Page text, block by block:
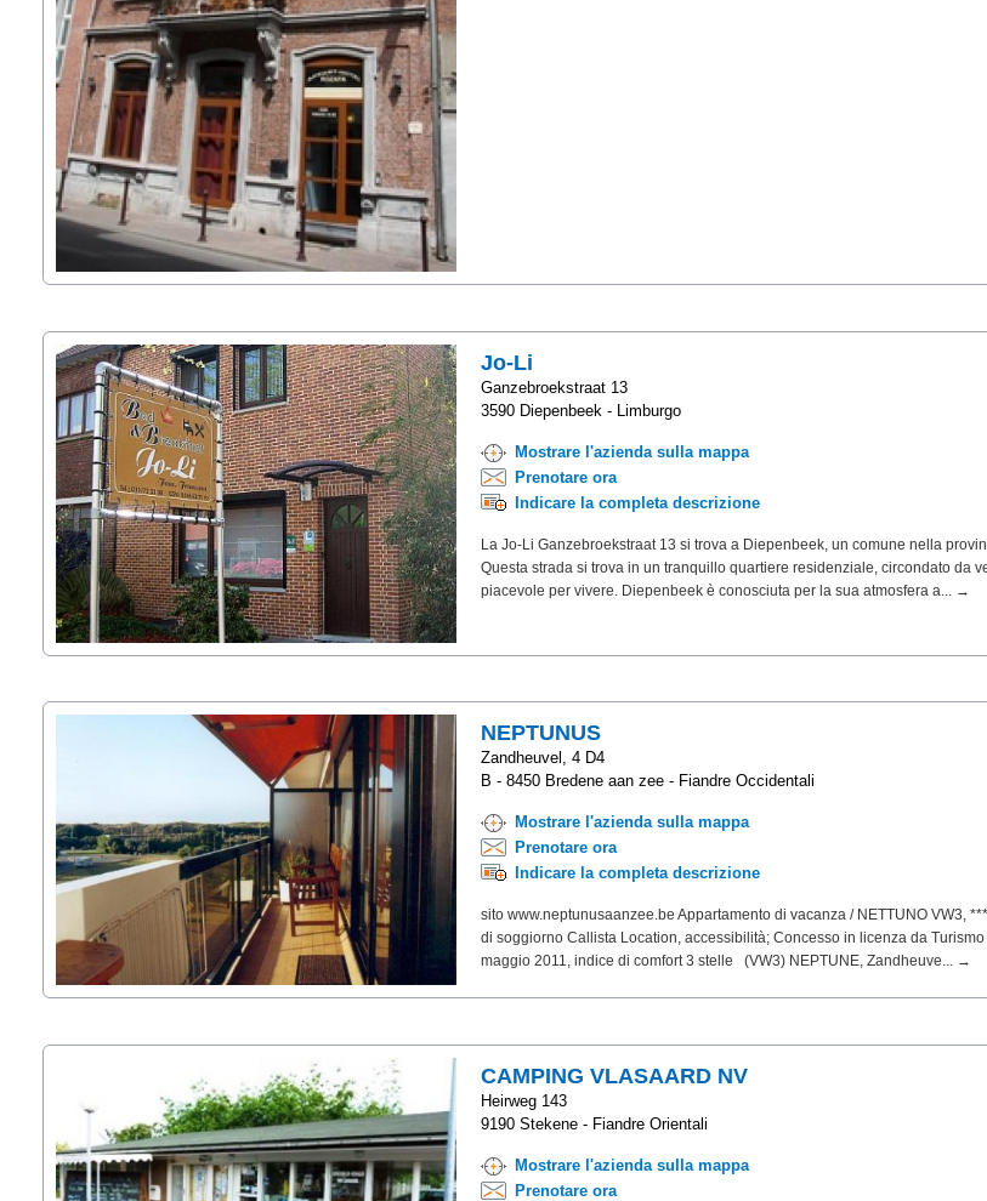
Jo-Li
Ganzebroekstraat 13
3590 Diepenbeek - Limburgo
Mostrare l'azienda sulla mappa
Prenotare ora
Indicare la completa descrizione
La Jo-Li Ganzebroekstraat 13 si trova a Diepenbeek, un comune nella
Questa strada si trova in un tranquillo quartiere residenziale, circondato da
piacevole per vivere. Diepenbeek è conosciuta per la sua atmosfera a... →
NEPTUNUS
Zandheuvel, 4 D4
B - 8450 Bredene aan zee - Fiandre Occidentali
Mostrare l'azienda sulla mappa
Prenotare ora
Indicare la completa descrizione
sito www.neptunusaanzee.be Appartamento di vacanza / NETTUNO VW3,
di soggiorno Callista Location, accessibilità; Concesso in licenza da
maggio 2011, indice di comfort 3 stelle (VW3) NEPTUNE, Zandheuve... →
CAMPING VLASAARD NV
Heirweg 143
9190 Stekene - Fiandre Orientali
Mostrare l'azienda sulla mappa
Prenotare ora